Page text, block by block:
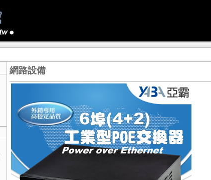
網路設備